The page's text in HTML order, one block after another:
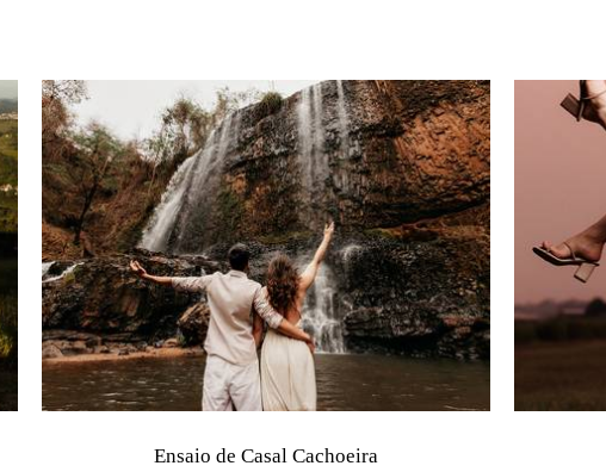
Ensaio de Casal Cachoeira